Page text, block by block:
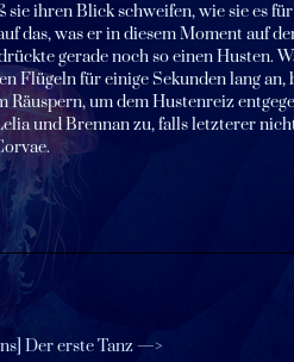
sie ihren Blick schweifen, wie sie es
das, was er in diesem Moment auf
gerade noch so einen Husten.
Flügeln für einige Sekunden lang
Räuspern, um dem Hustenreiz
und Brennan zu, falls letzterer
Der erste Tanz —>